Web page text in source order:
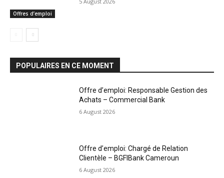
Offres d’emploi
POPULAIRES EN CE MOMENT
Offre d’emploi: Responsable Gestion des
Achats – Commercial Bank
6 August 2026
Offre d’emploi: Chargé de Relation
Clientèle – BGFIBank Cameroun
6 August 2026